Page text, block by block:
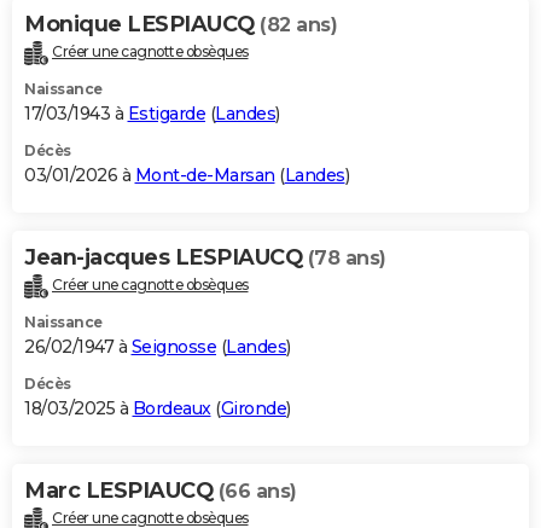
Alimentation
Guide de la santé
Maladies
Médicaments
Sommeil
VOYAGE
Destinations
City break
Voyage nature
Voyage de noces
Forum
Climat
+PHOTO
GUIDES D'ACHAT
BONS PLANS
Carte de Noël
Carte Bonne année
Carte Saint-Valentin
Carte Pâques
Carte d'anniversaire
DICTIONNAIRE
Dictionnaire
Biographies
Citations
Expressions
Proverbes
PROGRAMME TV
S'inscrire
Se connecter
Lycées
Collèges
Primaires
Universités
Entreprises
Service militaire
Avis de recherche
AVIS DE DÉCÈS
Bricolage
Lifestyle
Culture
Sport
Auto
Television
Voyage
Cinema
Monique LESPIAUCQ (82 ans)
Créer une cagnotte obsèques
Naissance
17/03/1943 à Estigarde (Landes)
Décès
03/01/2026 à Mont-de-Marsan (Landes)
Jean-jacques LESPIAUCQ (78 ans)
Créer une cagnotte obsèques
Naissance
26/02/1947 à Seignosse (Landes)
Décès
18/03/2025 à Bordeaux(Gironde)
Marc LESPIAUCQ (66 ans)
Créer une cagnotte obsèques